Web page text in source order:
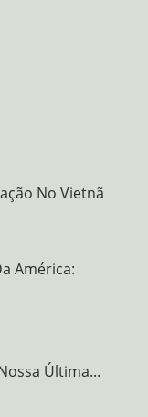
No Vietnã
América:
Última...